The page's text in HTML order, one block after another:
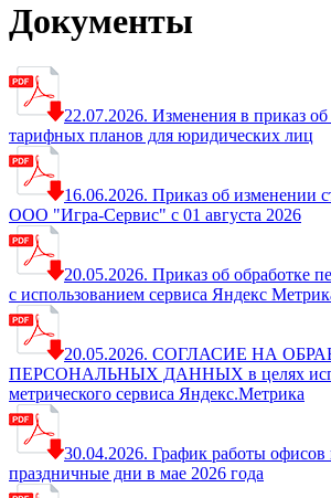
Документы
22.07.2026. Изменения в приказ
тарифных планов для юридических лиц
16.06.2026. Приказ об изменении
ООО "Игра-Сервис" с 01 августа 2026
20.05.2026. Приказ об обработке
с использованием сервиса Яндекс
20.05.2026. СОГЛАСИЕ НА
ПЕРСОНАЛЬНЫХ ДАННЫХ в целях
метрического сервиса Яндекс.Метрика
30.04.2026. График работы
праздничные дни в мае 2026 года